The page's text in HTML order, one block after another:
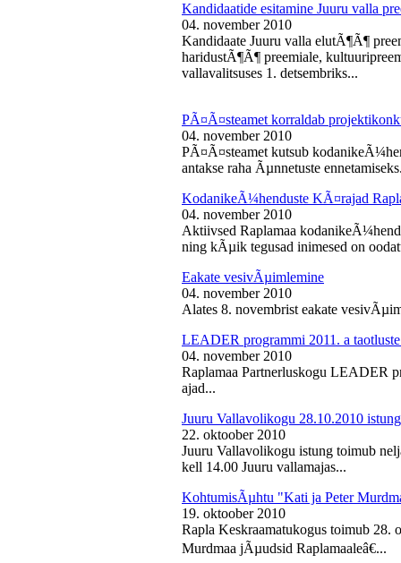
Kandidaatide esitamine Juuru valla
04. november 2010
Kandidaate Juuru valla elutÃ¶Ã¶
haridustÃ¶Ã¶ preemiale,
vallavalitsuses 1. detsembriks...
PÃ¤Ã¤steamet korraldab
04. november 2010
PÃ¤Ã¤steamet kutsub
antakse raha Ãµnnetuste
KodanikeÃ¼henduste KÃ¤rajad
04. november 2010
Aktiivsed Raplamaa
ning kÃµik tegusad inimesed on
Eakate vesivÃµimlemine
04. november 2010
Alates 8. novembrist eakate
LEADER programmi 2011. a
04. november 2010
Raplamaa Partnerluskogu LEADER
ajad...
Juuru Vallavolikogu 28.10.2010 istung
22. oktoober 2010
Juuru Vallavolikogu istung toimub
kell 14.00 Juuru vallamajas...
KohtumisÃµhtu "Kati ja Peter
19. oktoober 2010
Rapla Keskraamatukogus toimub
Murdmaa jÃµudsid Raplamaaleâ€...